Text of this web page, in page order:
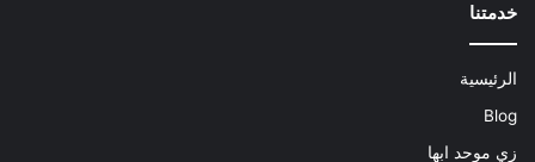
خدمتنا
الرئيسية
Blog
زي موحد ابها